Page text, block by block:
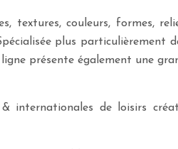
textures, couleurs, formes,
plus particulièrement
présente également une
internationales de loisirs